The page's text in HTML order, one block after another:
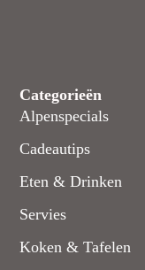
Categorieën
Alpenspecials
Cadeautips
Eten & Drinken
Servies
Koken & Tafelen